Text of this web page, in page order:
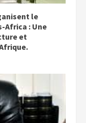
le
Africa : Une
et